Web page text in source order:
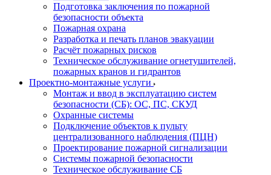
Подготовка заключения по пожарной
безопасности объекта
Пожарная охрана
Разработка и печать планов эвакуации
Расчёт пожарных рисков
Техническое обслуживание огнетушителей,
пожарных кранов и гидрантов
Проектно-монтажные услуги
Монтаж и ввод в эксплуатацию систем
безопасности (СБ): ОС, ПС, СКУД
Охранные системы
Подключение объектов к пульту
централизованного наблюдения (ПЦН)
Проектирование пожарной сигнализации
Системы пожарной безопасности
Техническое обслуживание СБ